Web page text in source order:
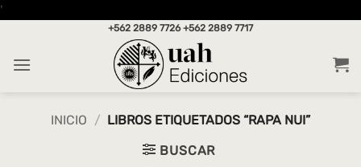
'Saltar
+562 2889 7726 +562 2889 7717
INICIO / LIBROS ETIQUETADOS “RAPA NUI”
BUSCAR